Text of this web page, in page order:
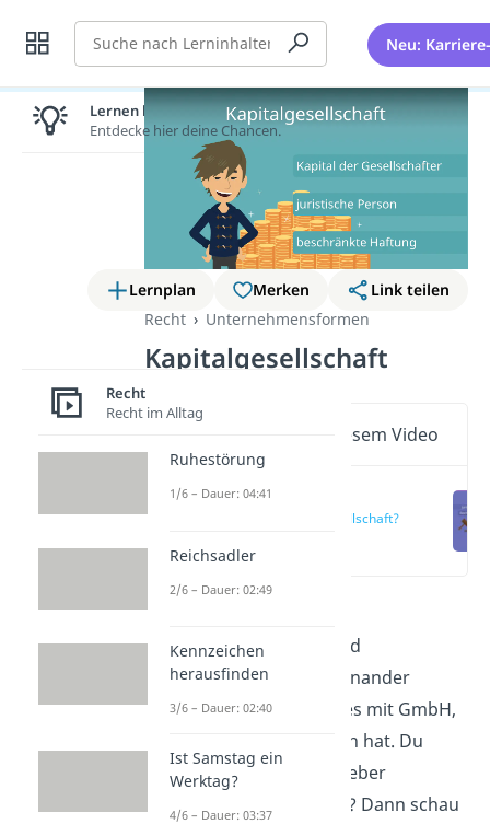
Suche Neu:
Lernplan Merken
Link teilen
Recht
Unternehmensformen
Kapitalgesellschaft
Wichtige Inhalte in diesem Video
Kapitalgesellschaft?
Hier lernst du, wie sich
Personengesellschaft und
Kapitalgesellschaft voneinander
unterscheiden und was es mit GmbH,
UG, AG und KGaA auf sich hat. Du
willst dich beim Lernen lieber
entspannt zurücklehnen? Dann schau
Lernen lohnt sich!
Entdecke hier deine Chancen.
Recht
Recht im Alltag
Ruhestörung
1/6 – Dauer: 04:41
Reichsadler
2/6 – Dauer: 02:49
Kennzeichen
herausfinden
3/6 – Dauer: 02:40
Ist Samstag ein
Werktag?
4/6 – Dauer: 03:37